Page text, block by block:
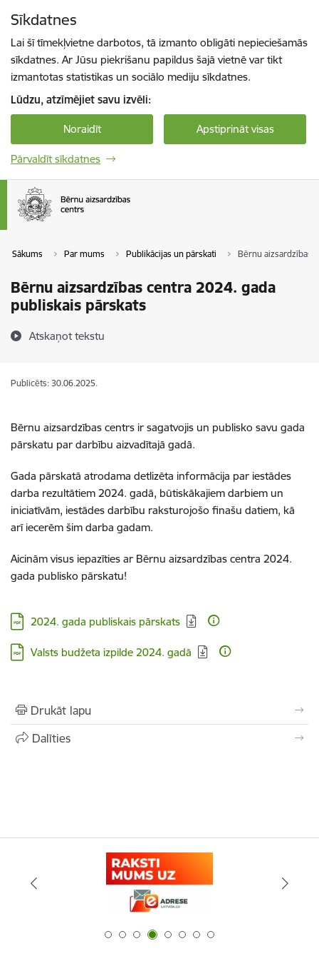
Sīkdatnes
Lai šī tīmekļvietne darbotos, tā izmanto obligāti nepieciešamās
sīkdatnes. Ar Jūsu piekrišanu papildus šajā vietnē var tikt
izmantotas statistikas un sociālo mediju sīkdatnes.
Lūdzu, atzīmējiet savu izvēli:
Noraidīt Apstiprināt visas
Pārvaldīt sīkdatnes
Sākums Par mums Publikācijas un pārskati Bērnu aizsardzības
Bērnu aizsardzības centra 2024. gada
publiskais pārskats
Atskaņot tekstu
Publicēts: 30.06.2025.
Bērnu aizsardzības centrs ir sagatvojis un publisko savu gada
pārskatu par darbību aizvadītajā gadā.
Gada pārskatā atrodama detlizēta informācija par iestādes
darba rezultātiem 2024. gadā, būtiskākajiem darbiem un
iniciatīvām, iestādes darbību raksturojošo finašu datiem, kā
arī iecerēm šim darba gadam.
Aicinām visus iepazīties ar Bērnu aizsardzības centra 2024.
gada publisko pārskatu!
Lejupielādēt:
2024. gada publiskais pārskats
Lejupielādēt:
Valsts budžeta izpilde 2024. gadā
Drukāt lapu
Dalīties